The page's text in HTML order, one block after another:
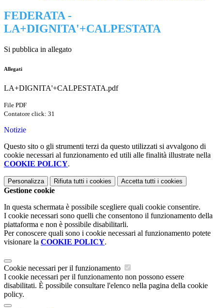
FEDERATA -
LA+DIGNITA'+CALPESTATA
Si pubblica in allegato
Allegati
LA+DIGNITA'+CALPESTATA.pdf
File PDF
Contatore click: 31
Notizie
Questo sito o gli strumenti terzi da questo utilizzati si avvalgono di
cookie necessari al funzionamento ed utili alle finalità illustrate nella
COOKIE POLICY.
Personalizza Rifiuta tutti i cookies Accetta tutti i cookies
Gestione cookie
In questa schermata è possibile scegliere quali cookie consentire.
I cookie necessari sono quelli che consentono il funzionamento della
piattaforma e non è possibile disabilitarli.
Per conoscere quali sono i cookie necessari al funzionamento potete
visionare la COOKIE POLICY.
Cookie necessari per il funzionamento
I cookie necessari per il funzionamento non possono essere
disabilitati. È possibile consultare l'elenco nella pagina della cookie
policy.